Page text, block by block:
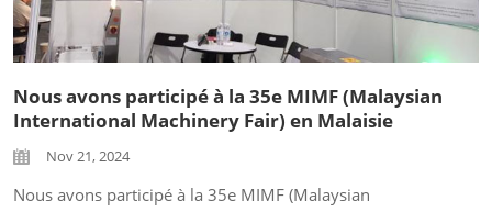
Nous avons participé à la 35e MIMF (Malaysian
International Machinery Fair) en Malaisie
Nov 21, 2024
Nous avons participé à la 35e MIMF (Malaysian